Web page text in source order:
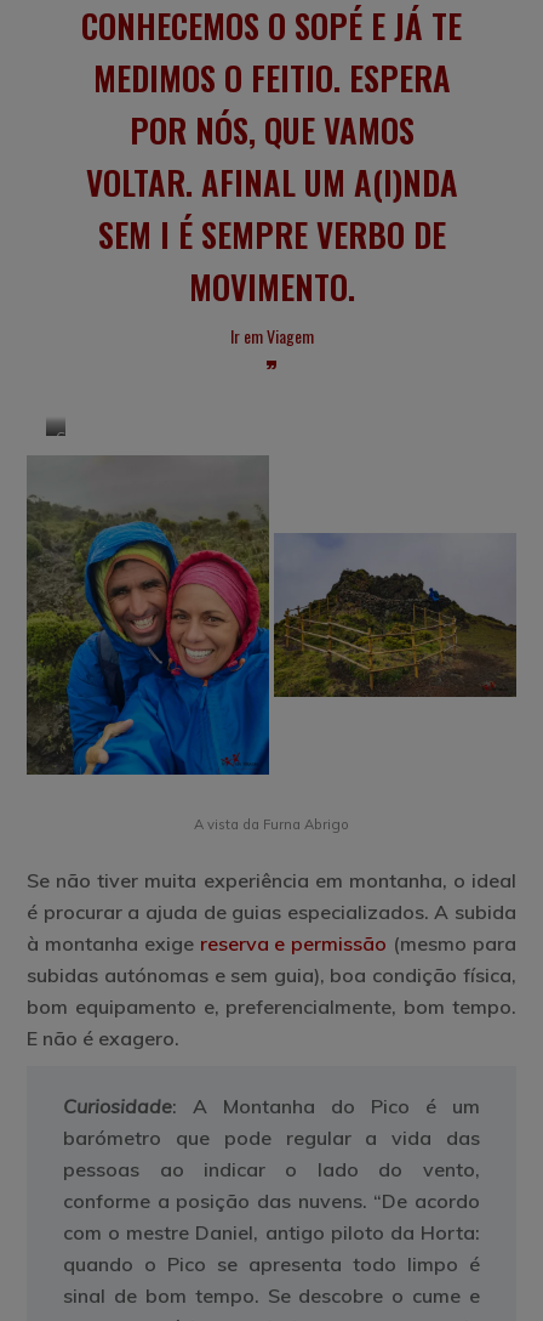
CONHECEMOS O SOPÉ E JÁ TE
MEDIMOS O FEITIO. ESPERA
POR NÓS, QUE VAMOS
VOLTAR. AFINAL UM A(I)NDA
SEM I É SEMPRE VERBO DE
MOVIMENTO.
Ir em Viagem
Casa
da
A vista da Furna Abrigo
Se não tiver muita experiência em montanha, o ideal
é procurar a ajuda de guias especializados. A subida
à montanha exige reserva e permissão (mesmo para
subidas autónomas e sem guia), boa condição física,
bom equipamento e, preferencialmente, bom tempo.
E não é exagero.
Curiosidade: A Montanha do Pico é um
barómetro que pode regular a vida das
pessoas ao indicar o lado do vento,
conforme a posição das nuvens. “De acordo
com o mestre Daniel, antigo piloto da Horta:
quando o Pico se apresenta todo limpo é
sinal de bom tempo. Se descobre o cume e